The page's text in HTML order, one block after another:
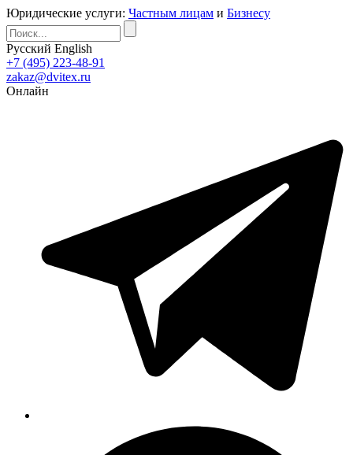
Юридические услуги: Частным лицам и Бизнесу
Русский English
+7 (495) 223-48-91
zakaz@dvitex.ru
Онлайн